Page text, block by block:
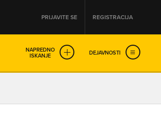
PRIJAVITE SE REGISTRACIJA
NAPREDNO
ISKANJE DEJAVNOSTI